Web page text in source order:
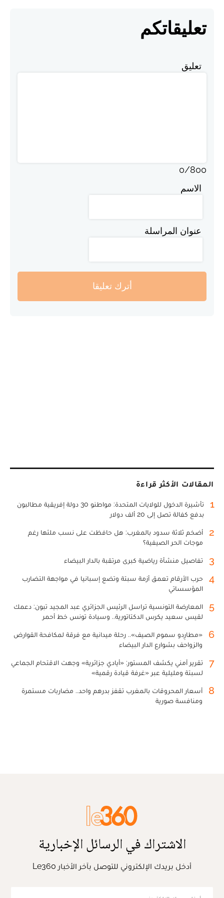
تعليقاتكم
تعليق
0/800
الاسم
عنوان المراسلة
أترك تعليقا
المقالات الأكثر قراءة
1
تأشيرة الدخول للولايات المتحدة: مواطنو 30 دولة إفريقية مطالبون
بدفع كفالة تصل إلى 20 ألف دولار
2
أضخم ثلاثة سدود بالمغرب: هل حافظت على نسب ملئها رغم
موجات الحر الصيفية؟
3 تفاصيل منشأة رياضية كبرى مرتقبة بالدار البيضاء
4
حرب الأرقام تعمق أزمة سبتة وتضع إسبانيا في مواجهة التضارب
المؤسساتي
5
المعارضة التونسية تراسل الرئيس الجزائري عبد المجيد تبون: دعمك
لقيس سعيد يكرس الدكتاتورية.. وسيادة تونس خط أحمر
6
«مطارِدو سموم الصيف».. رحلة ميدانية مع فرقة لمكافحة القوارض
والزواحف بشوارع الدار البيضاء
7
تقرير أمني يكشف المستور: «أيادي جزائرية» وجهت الاقتحام الجماعي
لسبتة ومليلية عبر «غرفة قيادة رقمية»
8
أسعار المحروقات بالمغرب تقفز بدرهم واحد.. مضاربات مستمرة
ومنافسة صورية
الاشتراك في الرسائل الإخبارية
أدخل بريدك الإلكتروني للتوصل بآخر الأخبار Le360